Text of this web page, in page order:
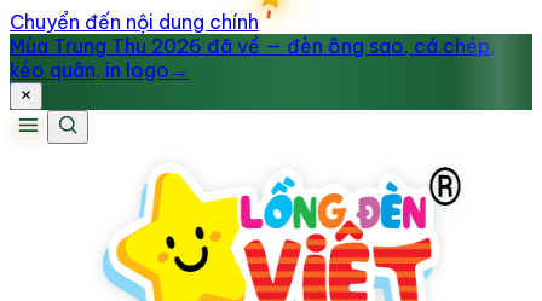
Chuyển đến nội dung chính
Mùa Trung Thu 2026 đã về — đèn ông sao, cá chép,
kéo quân, in logo →